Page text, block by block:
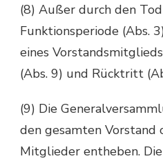
(8) Außer durch den
Funktionsperiode (Abs.
eines
(Abs. 9) und Rücktritt
(9) Die
den gesamten Vorstand
Mitglieder entheben.